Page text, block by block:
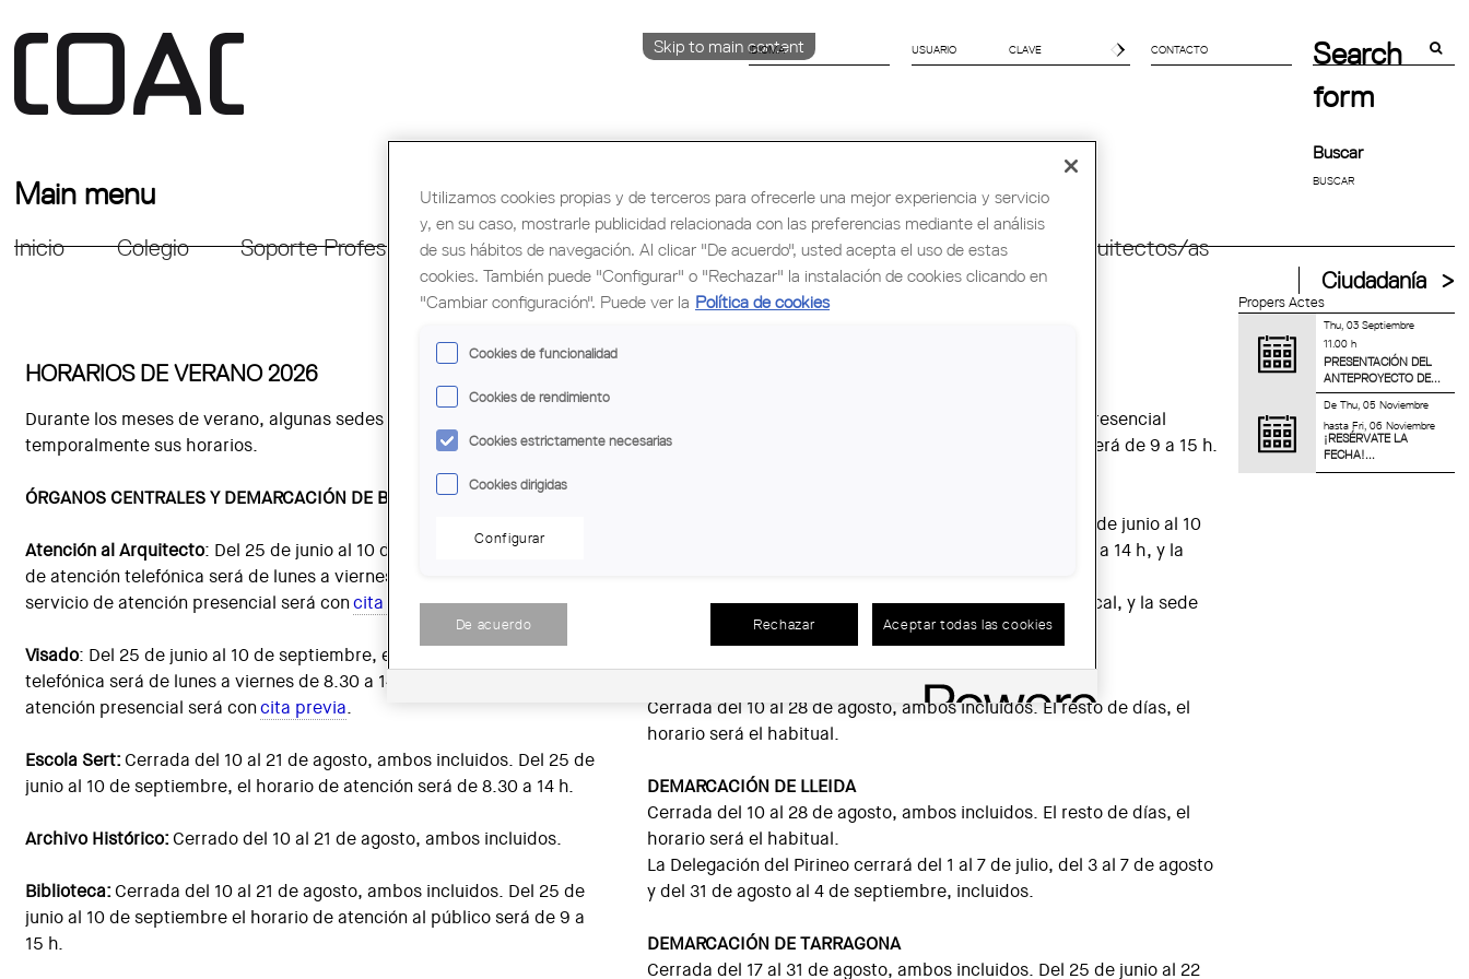
Skip to main content
IDIOMA CONTACTO
Search
form
Buscar
Main menu
Inicio Colegio Soporte Profesional Formación y Ocupación Cultura
Congreso Mundial de Arquitectos/as
Ciudadanía
Propers Actes
Thu, 03 Septiembre
11.00 h
PRESENTACIÓN DEL
ANTEPROYECTO DE...
DeThu, 05 Noviembre
hastaFri, 06 Noviembre
¡RESÉRVATE LA
FECHA!...
HORARIOS DE VERANO 2026
Durante los meses de verano, algunas sedes del Colegio modifican
temporalmente sus horarios.
ÓRGANOS CENTRALES Y DEMARCACIÓN DE BARCELONA
Atención al Arquitecto: Del 25 de junio al 10 de septiembre, el horario
de atención telefónica será de lunes a viernes de 8.30 a 14 h. El
servicio de atención presencial será concita previa.
Visado: Del 25 de junio al 10 de septiembre, el horario de atención
telefónica será de lunes a viernes de 8.30 a 14 h. El servicio de
atención presencial será concita previa.
Escola Sert: Cerrada del 10 al 21 de agosto, ambos incluidos. Del 25 de
junio al 10 de septiembre, el horario de atención será de 8.30 a 14 h.
Archivo Histórico: Cerrado del 10 al 21 de agosto, ambos incluidos.
Biblioteca: Cerrada del 10 al 21 de agosto, ambos incluidos. Del 25 de
junio al 10 de septiembre el horario de atención al público será de 9 a
15 h.
28 de agosto, ambos incluidos. El horario de atención presencial
durante el mes de julio y la primera semana de agosto será de 9 a 15 h.
Cerrada del 10 al 14 de agosto, ambos incluidos. Del 25 de junio al 10
de septiembre, el horario de atención general será de 9 a 14 h, y la
Además, la sede de Vic cerrará el 6 de julio por fiesta local, y la sede
de Manresa el 31 de agosto.
Cerrada del 10 al 28 de agosto, ambos incluidos. El resto de días, el
horario será el habitual.
DEMARCACIÓN DE LLEIDA
Cerrada del 10 al 28 de agosto, ambos incluidos. El resto de días, el
horario será el habitual.
La Delegación del Pirineo cerrará del 1 al 7 de julio, del 3 al 7 de agosto
y del 31 de agosto al 4 de septiembre, incluidos.
DEMARCACIÓN DE TARRAGONA
Cerrada del 17 al 31 de agosto, ambos incluidos. Del 25 de junio al 22
Utilizamos cookies propias y de terceros para ofrecerle una mejor experiencia y servicio
y, en su caso, mostrarle publicidad relacionada con las preferencias mediante el análisis
de sus hábitos de navegación. Al clicar "De acuerdo", usted acepta el uso de estas
cookies. También puede "Configurar" o "Rechazar" la instalación de cookies clicando en
"Cambiar configuración". Puede ver la Política de cookies
Cookies de funcionalidad
Cookies de rendimiento
Cookies estrictamente necesarias
Cookies dirigidas
Configurar
De acuerdo Rechazar Aceptar todas las cookies